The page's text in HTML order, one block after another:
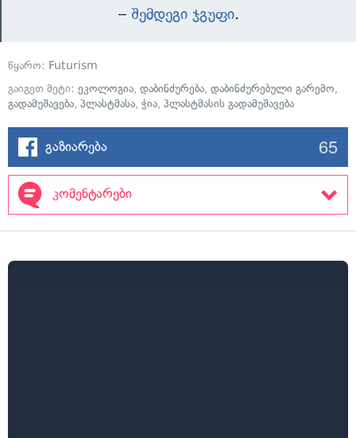
– შემდეგი ჯგუფი.
წყარო: Futurism
გაიგეთ მეტი: ეკოლოგია, დაბინძურება, დაბინძურებული გარემო,
გადამუშავება, პლასტმასა, ჭია, პლასტმასის გადამუშავება
გაზიარება 65
კომენტარები